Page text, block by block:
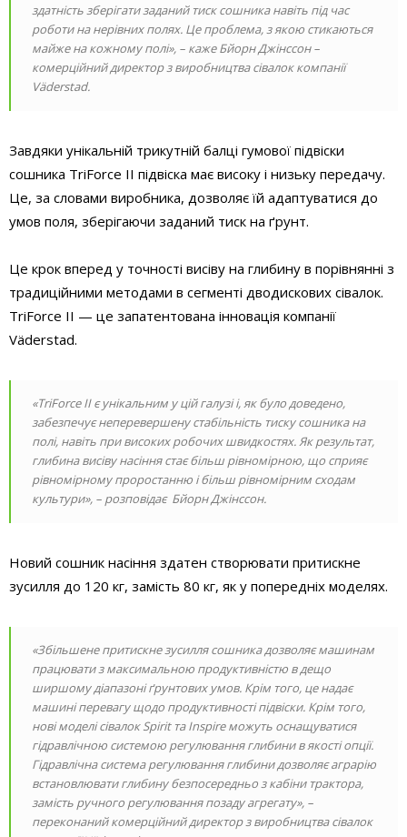
здатність зберігати заданий тиск сошника навіть під час
роботи на нерівних полях. Це проблема, з якою стикаються
майже на кожному полі», – каже Бйорн Джінссон –
комерційний директор з виробництва сівалок компанії
Väderstad.
Завдяки унікальній трикутній балці гумової підвіски
сошника TriForce II підвіска має високу і низьку передачу.
Це, за словами виробника, дозволяє їй адаптуватися до
умов поля, зберігаючи заданий тиск на ґрунт.
Це крок вперед у точності висіву на глибину в порівнянні з
традиційними методами в сегменті дводискових сівалок.
TriForce II — це запатентована інновація компанії
Väderstad.
«TriForce II є унікальним у цій галузі і, як було доведено,
забезпечує неперевершену стабільність тиску сошника на
полі, навіть при високих робочих швидкостях. Як результат,
глибина висіву насіння стає більш рівномірною, що сприяє
рівномірному проростанню і більш рівномірним сходам
культури», – розповідає Бйорн Джінссон.
Новий сошник насіння здатен створювати притискне
зусилля до 120 кг, замість 80 кг, як у попередніх моделях.
«Збільшене притискне зусилля сошника дозволяє машинам
працювати з максимальною продуктивністю в дещо
ширшому діапазоні ґрунтових умов. Крім того, це надає
машині перевагу щодо продуктивності підвіски. Крім того,
нові моделі сівалок Spirit та Inspire можуть оснащуватися
гідравлічною системою регулювання глибини в якості опції.
Гідравлічна система регулювання глибини дозволяє аграрію
встановлювати глибину безпосередньо з кабіни трактора,
замість ручного регулювання позаду агрегату», –
переконаний комерційний директор з виробництва сівалок